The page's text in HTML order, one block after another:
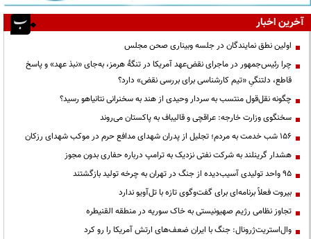
آخرین اخبار
اولین نطق نمایندگان در جلسه وبیناری صحن مجلس
چرا رئیس‌جمهور در ماجرای نقض‌عهد آمریکا در تنگهٔ هرمز، به‌جای «نبذ عهد» و پاسخ
قاطع، دلتنگیِ «تیم کارشناسی برای بررسی نقض» دارد؟
چگونه نقل‌قول منتسب به سردار وحیدی از هند به سخنرانی نتانیاهو رسید؟
سخنگوی وزارت خارجه: عراقچی و قالیباف به پاکستان می‌روند
۱۵۶ شب خدمت به مردم؛ تجلیل از پدران شهدای مدافع حرم در موکب شهدای رزکان
هشدار گرینلند به شرکت نفتی نزدیک به ترامپ درباره حفاری بدون مجوز
95 واحد تولیدی آسیب‌دیده از جنگ در تهران به چرخه تولید بازگشتند
بیروت فعلاً برنامه‌ای برای گفت‌وگوی تازه با تل‌آویو ندارد
تجاوز نظامی رژیم صهیونیستی به خاک سوریه در منطقه القنیطره
وال‌استریت‌ژرونال: جنگ با ایران ضعف‌های ارتش آمریکا را رو کرد